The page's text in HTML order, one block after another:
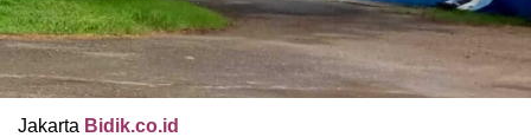
Jakarta Bidik.co.id